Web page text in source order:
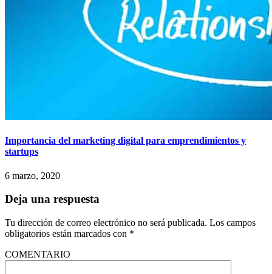
Importancia del marketing digital para emprendimientos y
startups
6 marzo, 2020
Deja una respuesta
Tu dirección de correo electrónico no será publicada. Los campos
obligatorios están marcados con *
COMENTARIO